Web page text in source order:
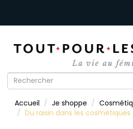
Formulaire
recherche
Accueil Je shoppe
Du raisin dans les cosmétiques